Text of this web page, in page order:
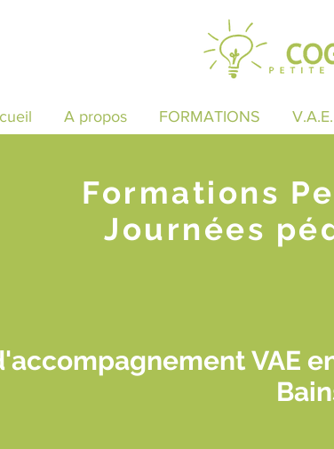
A propos FORMATIONS V.A.E.
Formations
Journées
VAE